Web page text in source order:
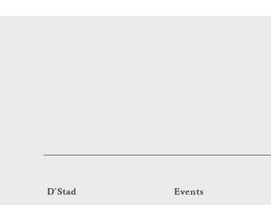
D’Stad
Events